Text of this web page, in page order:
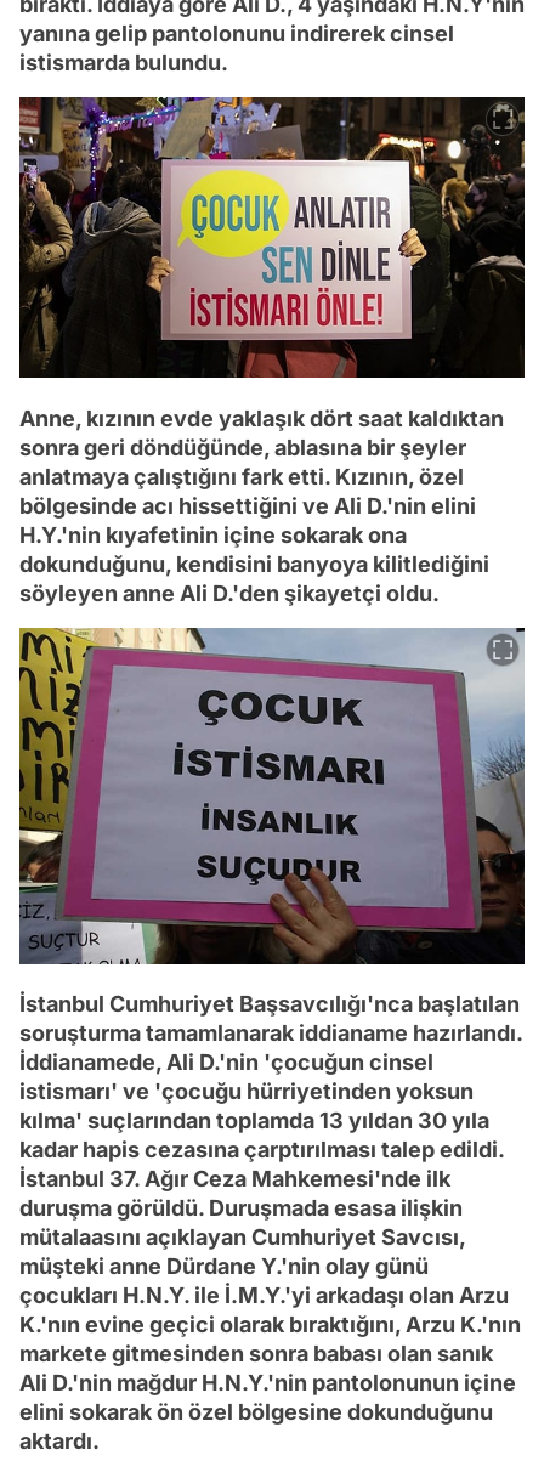
yanına gelip pantolonunu indirerek cinsel
istismarda bulundu.
Anne, kızının evde yaklaşık dört saat kaldıktan
sonra geri döndüğünde, ablasına bir şeyler
anlatmaya çalıştığını fark etti. Kızının, özel
bölgesinde acı hissettiğini ve Ali D.'nin elini
H.Y.'nin kıyafetinin içine sokarak ona
dokunduğunu, kendisini banyoya kilitlediğini
söyleyen anne Ali D.'den şikayetçi oldu.
İstanbul Cumhuriyet Başsavcılığı'nca başlatılan
soruşturma tamamlanarak iddianame hazırlandı.
İddianamede, Ali D.'nin 'çocuğun cinsel
istismarı' ve 'çocuğu hürriyetinden yoksun
kılma' suçlarından toplamda 13 yıldan 30 yıla
kadar hapis cezasına çarptırılması talep edildi.
İstanbul 37. Ağır Ceza Mahkemesi'nde ilk
duruşma görüldü. Duruşmada esasa ilişkin
mütalaasını açıklayan Cumhuriyet Savcısı,
müşteki anne Dürdane Y.'nin olay günü
çocukları H.N.Y. ile İ.M.Y.'yi arkadaşı olan Arzu
K.'nın evine geçici olarak bıraktığını, Arzu K.'nın
markete gitmesinden sonra babası olan sanık
Ali D.'nin mağdur H.N.Y.'nin pantolonunun içine
elini sokarak ön özel bölgesine dokunduğunu
aktardı.